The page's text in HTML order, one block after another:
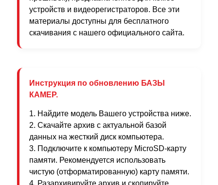
устройств и видеорегистраторов. Все эти
материалы доступны для бесплатного
скачивания с нашего официального сайта.
Инструкция по обновлению БАЗЫ
КАМЕР.
1. Найдите модель Вашего устройства ниже.
2. Скачайте архив с актуальной базой
данных на жесткий диск компьютера.
3. Подключите к компьютеру MicroSD-карту
памяти. Рекомендуется использовать
чистую (отформатированную) карту памяти.